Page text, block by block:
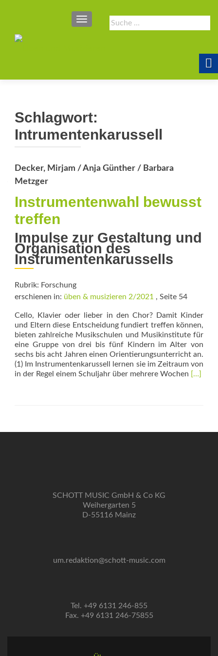
Suche
nach:
SCHALTE NAVIGATION
Schlagwort:
Intrumentenkarussell
Decker, Mirjam / Anja Günther / Barbara
Metzger
Instrumentenwahl bewusst
treffen
Impulse zur Gestaltung und
Organisation des
Instrumentenkarussells
Rubrik: Forschung
erschienen in: üben & musizieren 2/2021 , Seite 54
Cello, Klavier oder lieber in den Chor? Damit Kinder
und Eltern diese Entscheidung fundiert treffen können,
bieten zahlreiche Musikschulen und Musikinstitute für
eine Gruppe von drei bis fünf Kindern im Alter von
sechs bis acht Jahren einen Orientierungsunterricht an.
(1) Im Instrumentenkarussell lernen sie im Zeitraum von
in der Regel einem Schuljahr über mehrere Wochen Read
[…]
SCHOTT MUSIC GmbH & Co KG
Weihergarten 5
D-55116 Mainz
um.redaktion@schott-music.com
Tel. +49 6131 246-855
Fax. +49 6131 246-75855